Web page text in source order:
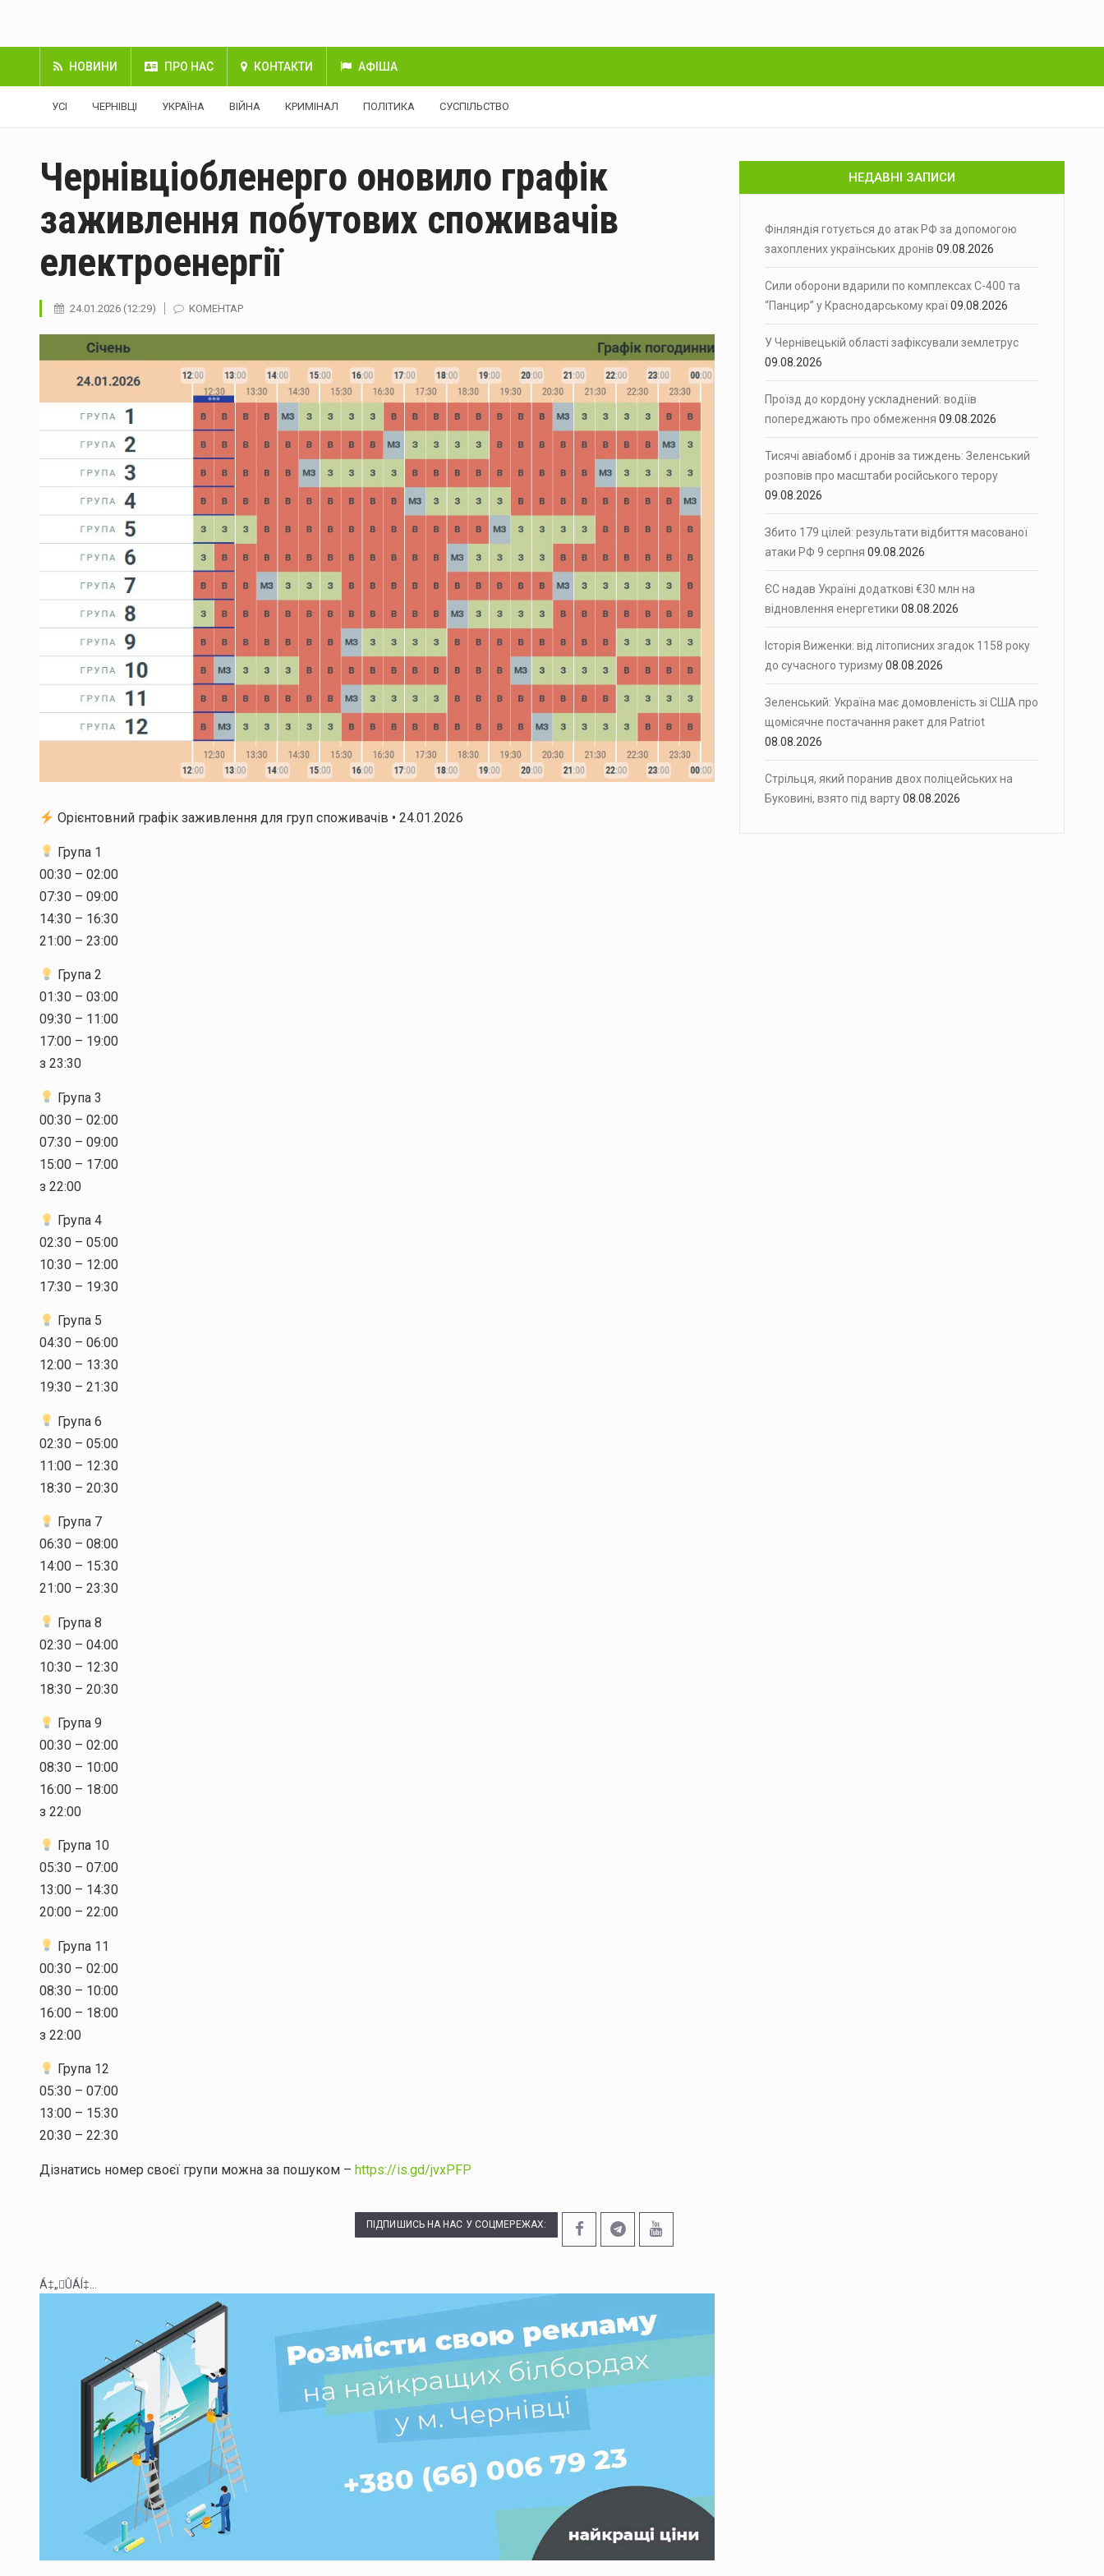
НОВИНИ ПРО НАС КОНТАКТИ АФІША
УСІ ЧЕРНІВЦІ УКРАЇНА ВІЙНА КРИМІНАЛ ПОЛІТИКА СУСПІЛЬСТВО
Чернівціобленерго оновило графік
заживлення побутових споживачів
електроенергії
24.01.2026 (12:29) КОМЕНТАР
Орієнтовний графік заживлення для груп споживачів • 24.01.2026
Група 1
00:30 – 02:00
07:30 – 09:00
14:30 – 16:30
21:00 – 23:00
Група 2
01:30 – 03:00
09:30 – 11:00
17:00 – 19:00
з 23:30
Група 3
00:30 – 02:00
07:30 – 09:00
15:00 – 17:00
з 22:00
Група 4
02:30 – 05:00
10:30 – 12:00
17:30 – 19:30
Група 5
04:30 – 06:00
12:00 – 13:30
19:30 – 21:30
Група 6
02:30 – 05:00
11:00 – 12:30
18:30 – 20:30
Група 7
06:30 – 08:00
14:00 – 15:30
21:00 – 23:30
Група 8
02:30 – 04:00
10:30 – 12:30
18:30 – 20:30
Група 9
00:30 – 02:00
08:30 – 10:00
16:00 – 18:00
з 22:00
Група 10
05:30 – 07:00
13:00 – 14:30
20:00 – 22:00
Група 11
00:30 – 02:00
08:30 – 10:00
16:00 – 18:00
з 22:00
Група 12
05:30 – 07:00
13:00 – 15:30
20:30 – 22:30
Дізнатись номер своєї групи можна за пошуком – https://is.gd/jvxPFP
ПІДПИШИСЬ НА НАС У СОЦМЕРЕЖАХ:
Á‡„ÛÁÍ‡...
НЕДАВНІ ЗАПИСИ
Фінляндія готується до атак РФ за допомогою
захоплених українських дронів 09.08.2026
Сили оборони вдарили по комплексах С-400 та
“Панцир” у Краснодарському краї09.08.2026
У Чернівецькій області зафіксували землетрус
09.08.2026
Проїзд до кордону ускладнений: водіїв
попереджають про обмеження 09.08.2026
Тисячі авіабомб і дронів за тиждень: Зеленський
розповів про масштаби російського терору
09.08.2026
Збито 179 цілей: результати відбиття масованої
атаки РФ 9 серпня 09.08.2026
ЄС надав Україні додаткові €30 млн на
відновлення енергетики 08.08.2026
Історія Виженки: від літописних згадок 1158 року
до сучасного туризму08.08.2026
Зеленський: Україна має домовленість зі США про
щомісячне постачання ракет для Patriot
08.08.2026
Стрільця, який поранив двох поліцейських на
Буковині, взято під варту08.08.2026